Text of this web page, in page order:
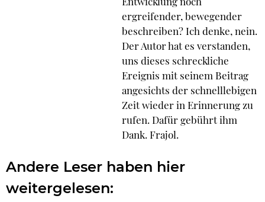
ergreifender, bewegender
beschreiben? Ich denke, nein.
Der Autor hat es verstanden,
uns dieses schreckliche
Ereignis mit seinem Beitrag
angesichts der schnelllebigen
Zeit wieder in Erinnerung zu
rufen. Dafür gebührt ihm
Dank. Frajol.
Andere Leser haben hier
weitergelesen: